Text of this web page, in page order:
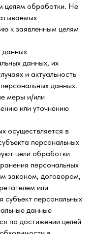
целям обработки. Не
к заявленным целям
данных
данных, их
и актуальность
данных.
меры и/или
или уточнению
осуществляется в
персональных
цели обработки
персональных
законом, договором,
или
субъект персональных
данные
по достижении целей